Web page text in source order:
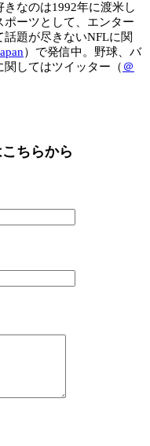
なのは1992年に渡米し
ーツとして、エンター
題が尽きないNFLに関
）で発信中。野球、バ
してはツイッター（ ＠
ちらから